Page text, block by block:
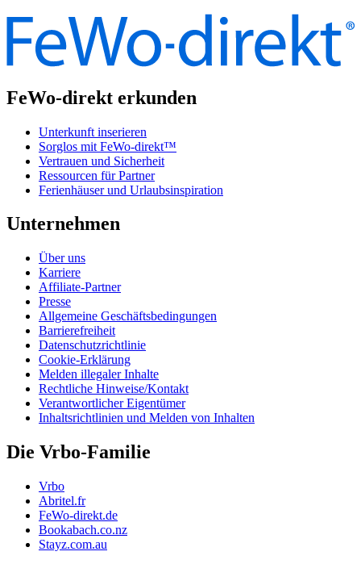
FeWo-direkt erkunden
Unterkunft inserieren
Sorglos mit FeWo-direkt™
Vertrauen und Sicherheit
Ressourcen für Partner
Ferienhäuser und Urlaubsinspiration
Unternehmen
Über uns
Karriere
Affiliate-Partner
Presse
Allgemeine Geschäftsbedingungen
Barrierefreiheit
Datenschutzrichtlinie
Cookie-Erklärung
Melden illegaler Inhalte
Rechtliche Hinweise/Kontakt
Verantwortlicher Eigentümer
Inhaltsrichtlinien und Melden von Inhalten
Die Vrbo-Familie
Vrbo
Abritel.fr
FeWo-direkt.de
Bookabach.co.nz
Stayz.com.au